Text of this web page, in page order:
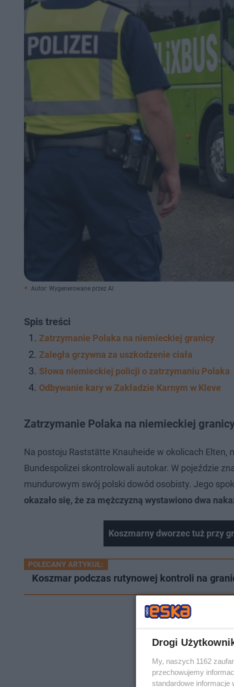
Autor: Wygenerowane przez AI
Spis treści
Zatrzymanie Polaka na niemieckiej granicy
Zaległa grzywna za uszkodzenie ciała
Słowa niemieckiej policji o zatrzymaniu Polaka
Odbywanie kary w Zakładzie Karnym w Kleve
Zatrzymanie Polaka na niemieckiej
Na postoju Raststätte Knauheide w okolicach Elten,
Bundespolizei skontrolowali autokar. W pojeździe
mundurowym swój polski dowód osobisty. Jego
okazało się, że za mężczyzną wystawiono dwa
Koszmarny dworzec tuż przy
POLECANY ARTYKUŁ:
Koszmar podczas rutynowej kontroli na
Drogi
My, naszych 1162
przechowujemy
standardowe informacje